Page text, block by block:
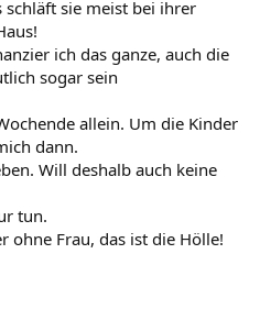
schläft sie meist bei ihrer
ich das ganze, auch die
sogar sein
allein. Um die Kinder
dann.
Will deshalb auch keine
tun.
ohne Frau, das ist die Hölle!